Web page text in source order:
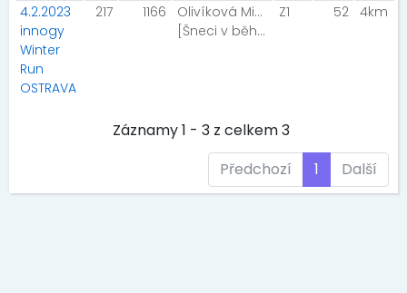
4.2.2023
innogy
Winter
Run
OSTRAVA
217 1166
Olivíková Michaela
[Šneci v běhu]
Z1 52 4km
Záznamy 1 - 3 z celkem 3
Předchozí
1 Další